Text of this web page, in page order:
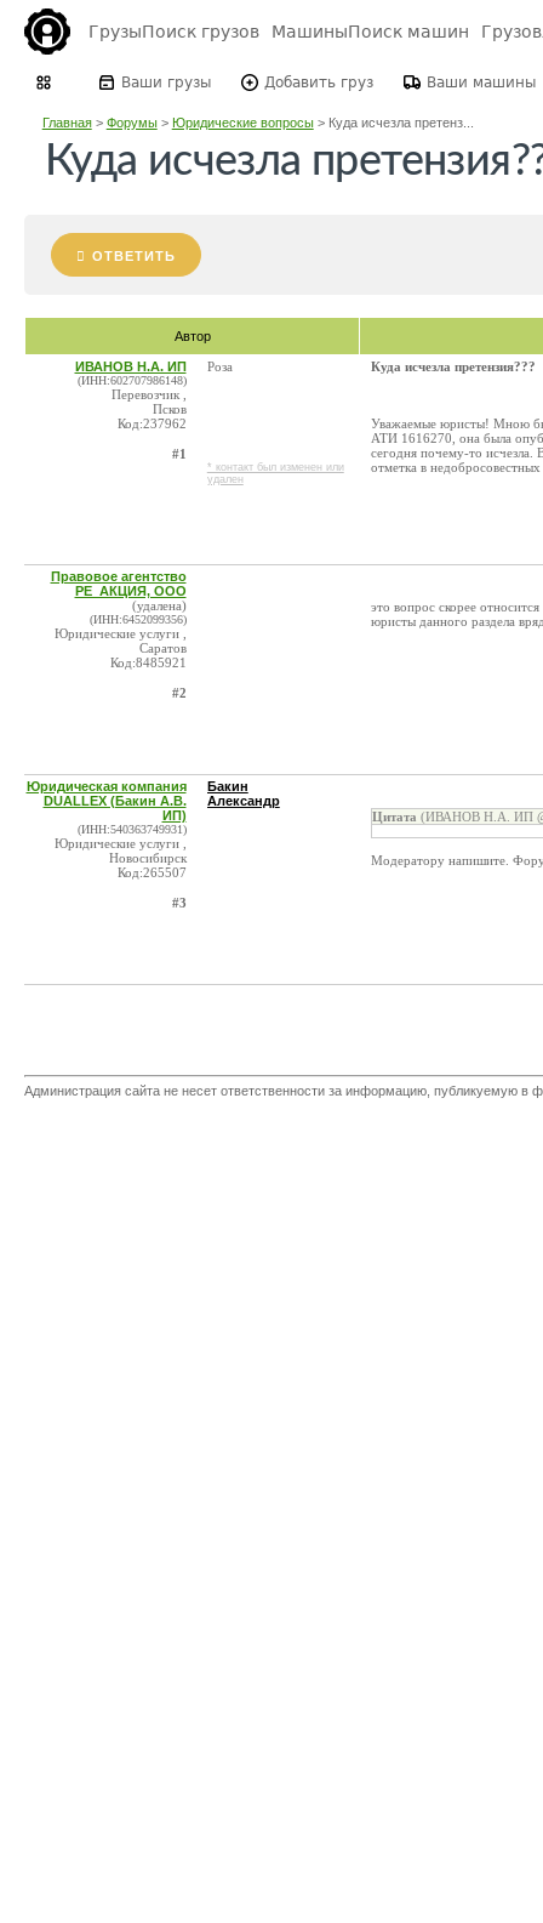
ГрузыПоиск грузов МашиныПоиск машин
Ваши грузы Добавить груз Ваши машины
Главная> Форумы> Юридические вопросы> Куда исчезла претенз...
Куда исчезла
ОТВЕТИТЬ
Автор
ИВАНОВ Н.А. ИП
(ИНН:602707986148)
Перевозчик ,
Псков
Код:237962
#1
Роза
* контакт был изменен или
удален
Куда исчезла претензия???
Уважаемые юристы! Мною
АТИ 1616270, она была
сегодня почему-то исчезла.
отметка в
Правовое агентство
РЕ_АКЦИЯ, ООО
(удалена)
(ИНН:6452099356)
Юридические услуги ,
Саратов
Код:8485921
#2
это вопрос скорее
юристы данного раздела
Юридическая компания
DUALLEX (Бакин А.В.
ИП)
(ИНН:540363749931)
Юридические услуги ,
Новосибирск
Код:265507
#3
Бакин
Александр
Цитата (ИВАНОВ Н.А. ИП
Модератору напишите.
Администрация сайта не несет ответственности за информацию, публикуемую